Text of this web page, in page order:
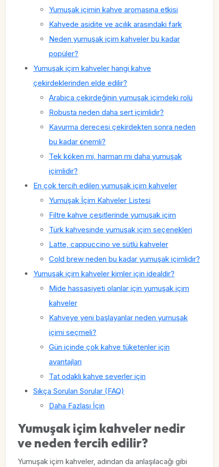
Yumuşak içimin kahve aromasına etkisi
Kahvede asidite ve acılık arasındaki fark
Neden yumuşak içim kahveler bu kadar
popüler?
Yumuşak içim kahveler hangi kahve
çekirdeklerinden elde edilir?
Arabica çekirdeğinin yumuşak içimdeki rolü
Robusta neden daha sert içimlidir?
Kavurma derecesi çekirdekten sonra neden
bu kadar önemli?
Tek köken mi, harman mı daha yumuşak
içimlidir?
En çok tercih edilen yumuşak içim kahveler
Yumuşak İçim Kahveler Listesi
Filtre kahve çeşitlerinde yumuşak içim
Türk kahvesinde yumuşak içim seçenekleri
Latte, cappuccino ve sütlü kahveler
Cold brew neden bu kadar yumuşak içimlidir?
Yumuşak içim kahveler kimler için idealdir?
Mide hassasiyeti olanlar için yumuşak içim
kahveler
Kahveye yeni başlayanlar neden yumuşak
içimi seçmeli?
Gün içinde çok kahve tüketenler için
avantajları
Tat odaklı kahve severler için
Sıkça Sorulan Sorular (FAQ)
Daha Fazlası İçin
Yumuşak içim kahveler nedir
ve neden tercih edilir?
Yumuşak içim kahveler, adından da anlaşılacağı gibi